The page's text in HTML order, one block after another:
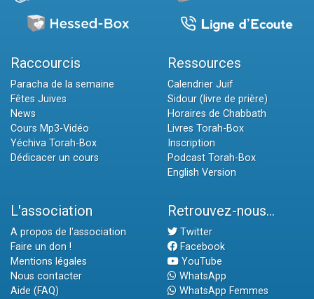
Raccourcis
Paracha de la semaine
Fêtes Juives
News
Cours Mp3-Vidéo
Yéchiva Torah-Box
Dédicacer un cours
Ressources
Calendrier Juif
Sidour (livre de prière)
Horaires de Chabbath
Livres Torah-Box
Inscription
Podcast Torah-Box
English Version
L'association
A propos de l'association
Faire un don !
Mentions légales
Nous contacter
Aide (FAQ)
Retrouvez-nous...
Twitter
Facebook
YouTube
WhatsApp
WhatsApp Femmes